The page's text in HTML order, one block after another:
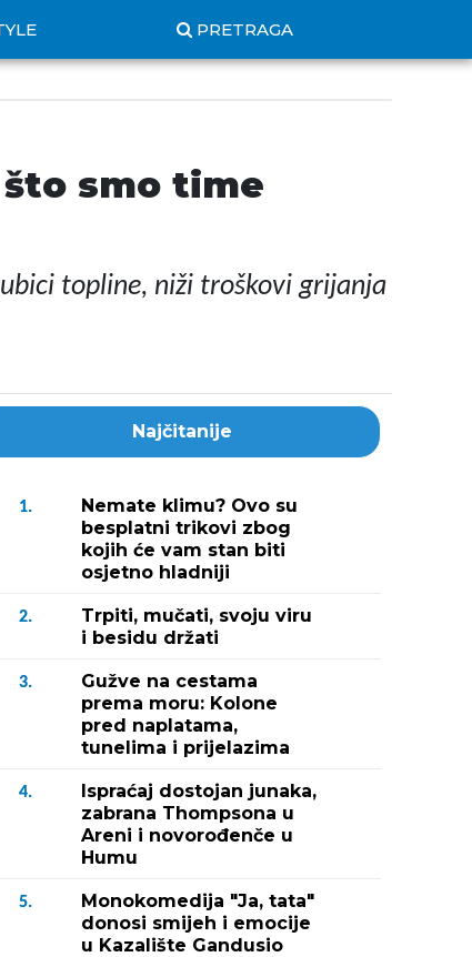
PRETRAGA
smo time
topline, niži troškovi grijanja
Najčitanije
1.
Nemate klimu? Ovo su
besplatni trikovi zbog
kojih će vam stan biti
osjetno hladniji
2.
Trpiti, mučati, svoju viru
i besidu držati
3.
Gužve na cestama
prema moru: Kolone
pred naplatama,
tunelima i prijelazima
4.
Ispraćaj dostojan junaka,
zabrana Thompsona u
Areni i novorođenče u
Humu
5.
Monokomedija "Ja, tata"
donosi smijeh i emocije
u Kazalište Gandusio